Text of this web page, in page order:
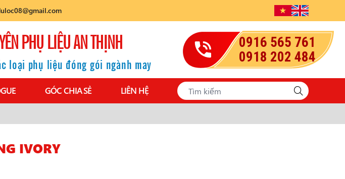
PHỤ LIỆU AN THỊNH
loại phụ liệu đóng gói ngành may
0916 565 761
0918 202 484
GÓC CHIA SẺ LIÊN HỆ
IVORY